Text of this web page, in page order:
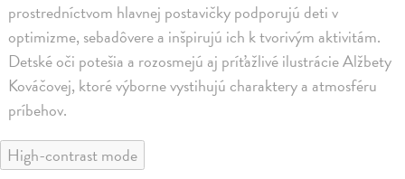
prostredníctvom hlavnej postavičky podporujú deti v
optimizme, sebadôvere a inšpirujú ich k tvorivým aktivitám.
Detské oči potešia a rozosmejú aj príťažlivé ilustrácie Alžbety
Kováčovej, ktoré výborne vystihujú charaktery a atmosféru
príbehov.
High-contrast mode